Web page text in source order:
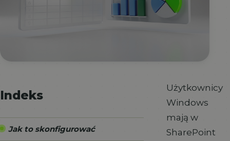
Indeks
Jak to skonfigurować
Użytkownicy
Windows
mają w
SharePoint